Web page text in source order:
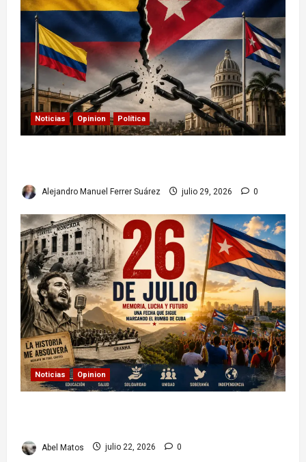
Noticias Opinion Política
Alejandro Manuel Ferrer Suárez julio 29, 2026 0
Noticias Opinion
Abel Matos julio 22, 2026 0